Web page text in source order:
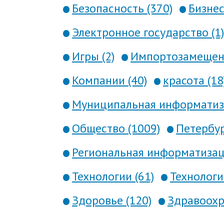
Безопасность (370)
Электронное государство (1)
Игры (2)
Компании (40)
красота
Муниципальная
Общество (1009)
Региональная
Технологии (61)
Здоровье (120)